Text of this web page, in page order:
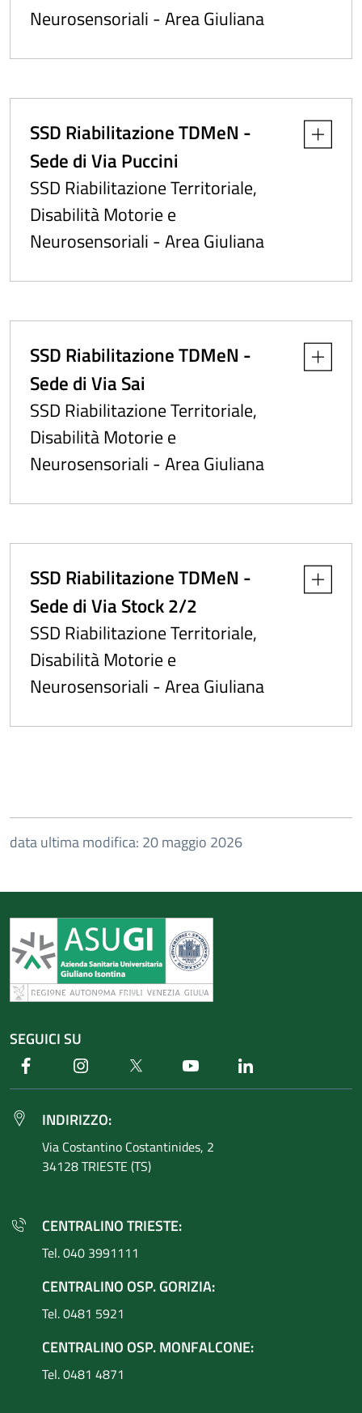
Neurosensoriali - Area Giuliana
SSD Riabilitazione TDMeN -
Sede di Via Puccini
SSD Riabilitazione Territoriale,
Disabilità Motorie e
Neurosensoriali - Area Giuliana
Apri
SSD Riabilitazione TDMeN -
Sede di Via Sai
SSD Riabilitazione Territoriale,
Disabilità Motorie e
Neurosensoriali - Area Giuliana
Apri
SSD Riabilitazione TDMeN -
Sede di Via Stock 2/2
SSD Riabilitazione Territoriale,
Disabilità Motorie e
Neurosensoriali - Area Giuliana
Apri
data ultima modifica: 20 maggio 2026
SEGUICI SU
Facebook Instagram Twitter Youtube
INDIRIZZO:
Via Costantino Costantinides, 2
34128 TRIESTE (TS)
CENTRALINO TRIESTE:
Tel. 040 3991111
CENTRALINO OSP. GORIZIA:
Tel. 0481 5921
CENTRALINO OSP. MONFALCONE:
Tel. 0481 4871